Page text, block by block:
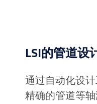
LSI的管道设
通过自动化设
精确的管道等